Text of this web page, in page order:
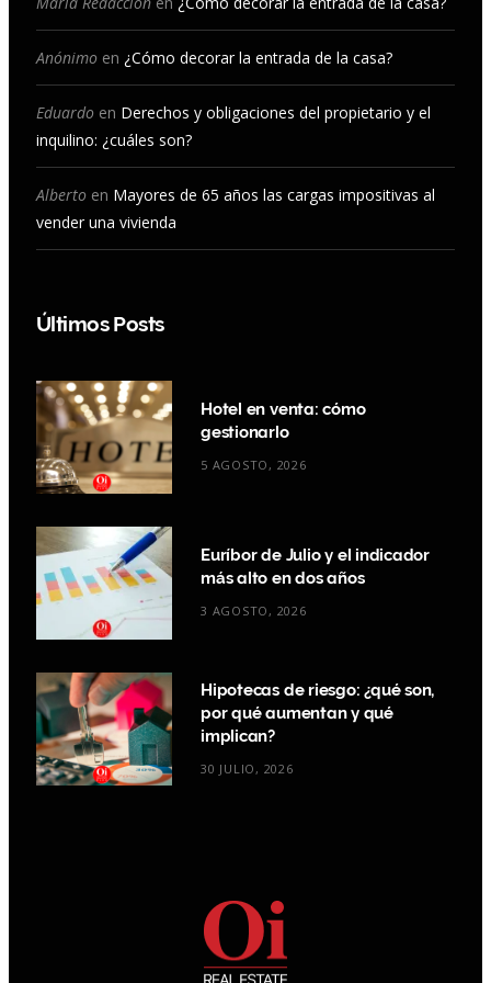
m
Anónimo en ¿Cómo decorar la entrada de la casa?
Eduardo en Derechos y obligaciones del propietario y el
inquilino: ¿cuáles son?
Alberto en Mayores de 65 años las cargas impositivas al
vender una vivienda
Últimos Posts
Hotel en venta: cómo
gestionarlo
5 AGOSTO, 2026
Euríbor de Julio y el indicador
más alto en dos años
3 AGOSTO, 2026
Hipotecas de riesgo: ¿qué son,
por qué aumentan y qué
implican?
30 JULIO, 2026